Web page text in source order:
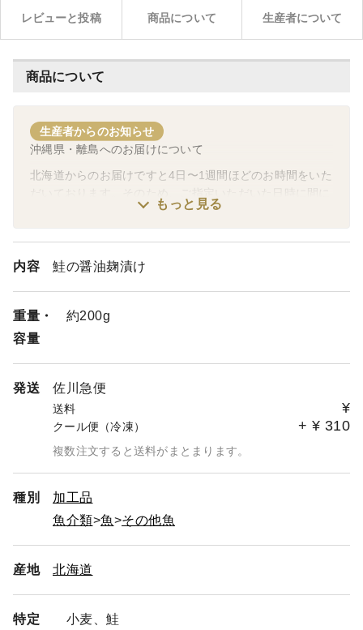
レビューと投稿 商品について 生産者について
商品について
生産者からのお知らせ
沖縄県・離島へのお届けについて
北海道からのお届けですと4日〜1週間ほどのお時間をいた
合わない場合がございます。その場合は、発送完了メール
いただけますと幸いです。
恐れ入りますが、よろしくお願いいたします。
もっと見る
内容 鮭の醤油麹漬け
重量・
容量
約200g
発送 佐川急便
送料 ¥
クール便（冷凍） + ¥ 310
複数注文すると送料がまとまります。
種別
加工品
魚介類 魚 その他魚
産地 北海道
特定
小麦、鮭